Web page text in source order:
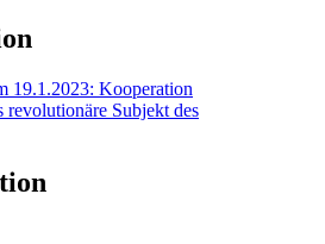
19.1.2023: Kooperation
revolutionäre Subjekt des